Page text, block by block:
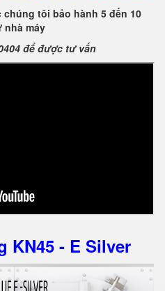
tôi bảo hành 5 đến 10
nhà máy
để được tư vấn
KN45 - E Silver